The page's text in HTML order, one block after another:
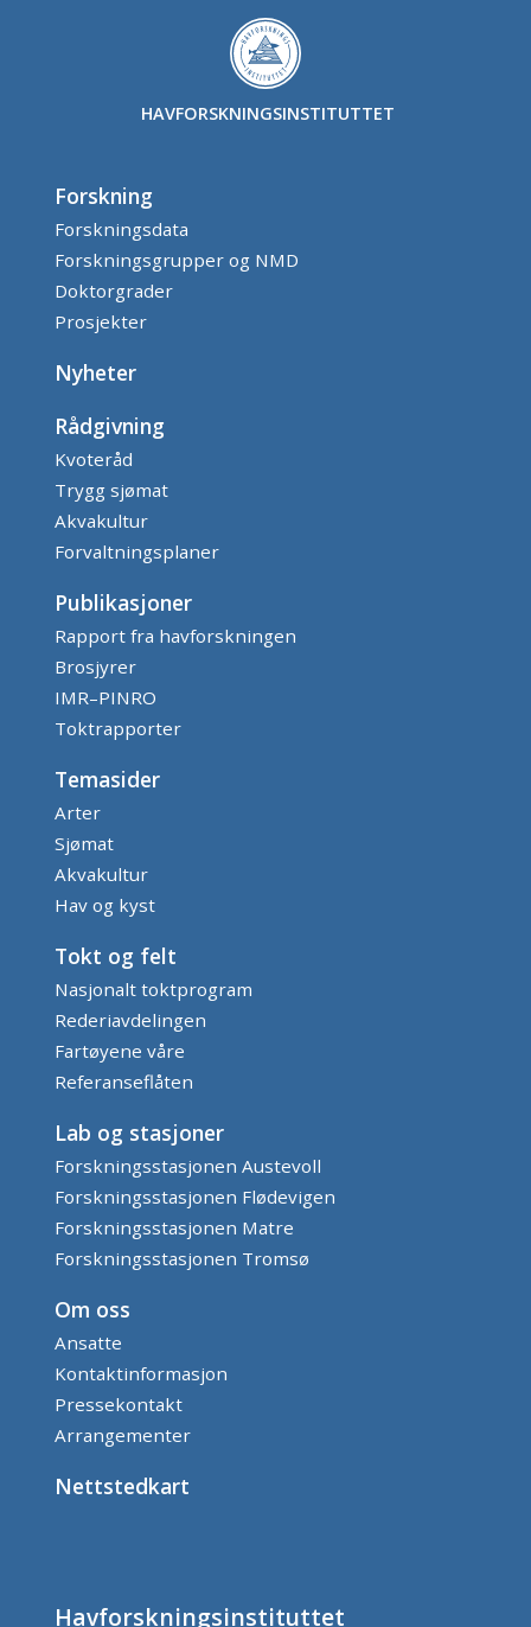
HAVFORSKNINGSINSTITUTTET
Forskning
Forskningsdata
Forskningsgrupper og NMD
Doktorgrader
Prosjekter
Nyheter
Rådgivning
Kvoteråd
Trygg sjømat
Akvakultur
Forvaltningsplaner
Publikasjoner
Rapport fra havforskningen
Brosjyrer
IMR–PINRO
Toktrapporter
Temasider
Arter
Sjømat
Akvakultur
Hav og kyst
Tokt og felt
Nasjonalt toktprogram
Rederiavdelingen
Fartøyene våre
Referanseflåten
Lab og stasjoner
Forskningsstasjonen Austevoll
Forskningsstasjonen Flødevigen
Forskningsstasjonen Matre
Forskningsstasjonen Tromsø
Om oss
Ansatte
Kontaktinformasjon
Pressekontakt
Arrangementer
Nettstedkart
Havforskningsinstituttet